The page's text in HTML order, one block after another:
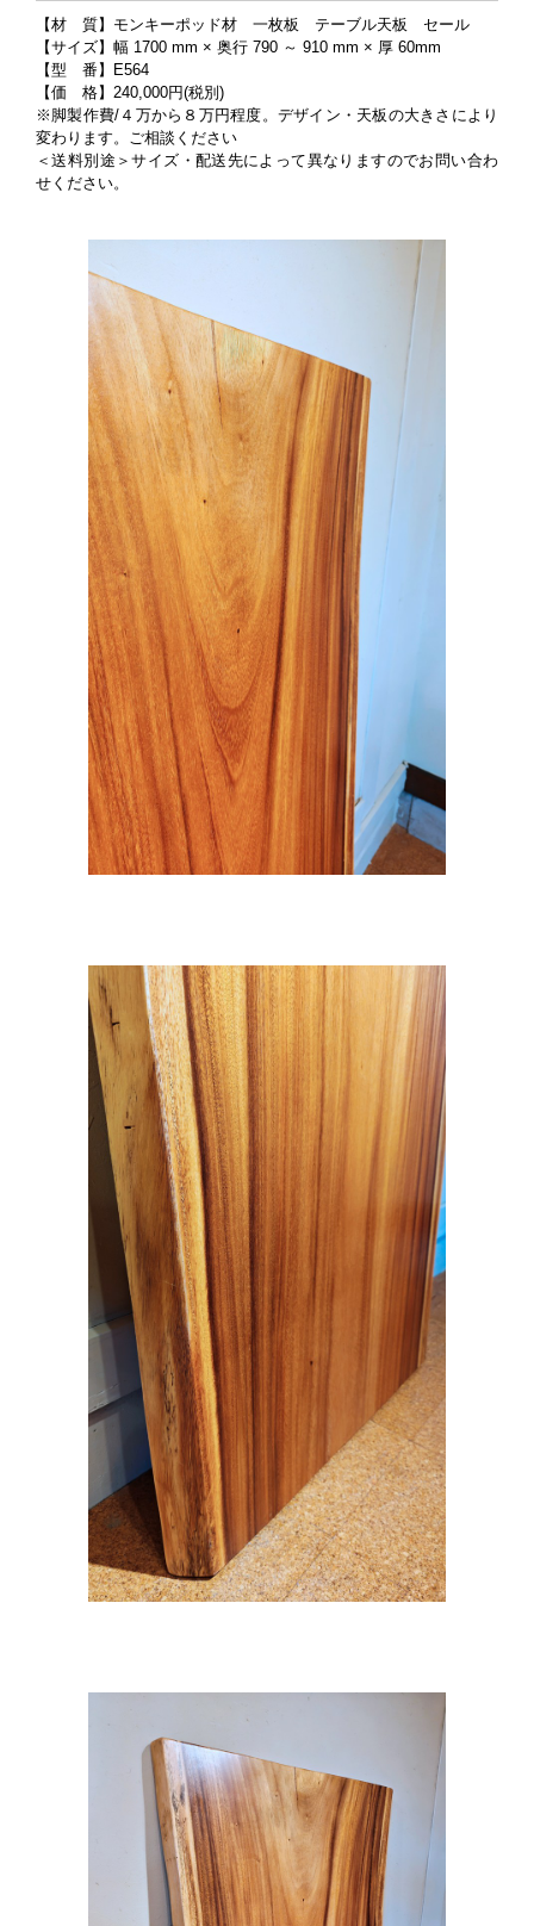
【材 質】モンキーポッド材 一枚板 テーブル天板 セール
【サイズ】幅 1700 mm × 奥行 790 ～ 910 mm × 厚 60mm
【型 番】E564
【価 格】240,000円(税別)
※脚製作費/４万から８万円程度。デザイン・天板の大きさにより
変わります。ご相談ください
＜送料別途＞サイズ・配送先によって異なりますのでお問い合わ
せください。